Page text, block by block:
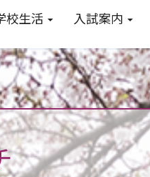
校生活 入試案内